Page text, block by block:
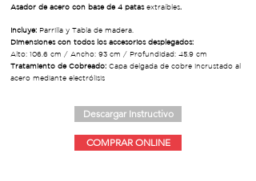
Asador de acero con base de 4 patasextraíbles.
Incluye: Parrilla y Tabla de madera.
Dimensiones con todos los accesorios desplegados:
Alto: 106.6 cm / Ancho: 93 cm / Profundidad: 45.9 cm
Tratamiento de Cobreado: Capa delgada de cobre incrustado al
acero mediante electrólisis
Descargar Instructivo
COMPRAR ONLINE